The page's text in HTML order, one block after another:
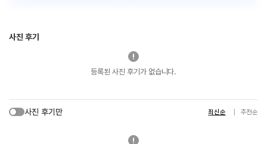
사진 후기
등록된 사진 후기가 없습니다.
사진 후기만 최신순 추천순